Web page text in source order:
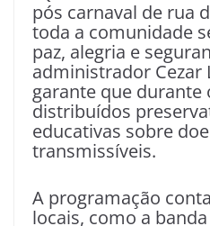
pós carnaval de rua
toda a comunidade
paz, alegria e
administrador Cezar
garante que durante
distribuídos
educativas sobre
transmissíveis.
A programação
locais, como a banda